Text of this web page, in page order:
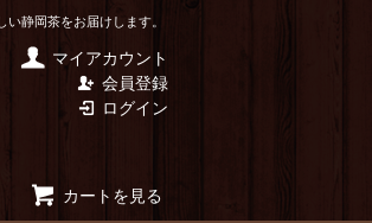
静岡茶をお届けします。
マイアカウント
会員登録
ログイン
カートを見る